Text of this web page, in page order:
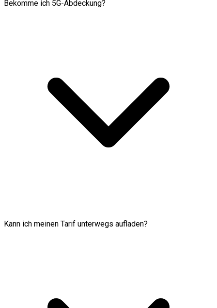
Bekomme ich 5G-Abdeckung?
Kann ich meinen Tarif unterwegs aufladen?